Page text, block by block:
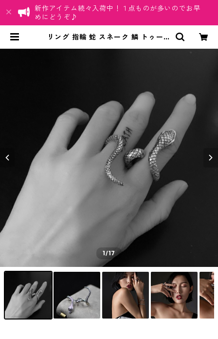
新作アイテム続々入荷中！１点ものが多いのでお早
めにどうぞ♪
リング 指輪 蛇 スネーク 鱗 トゥーリ
1/17